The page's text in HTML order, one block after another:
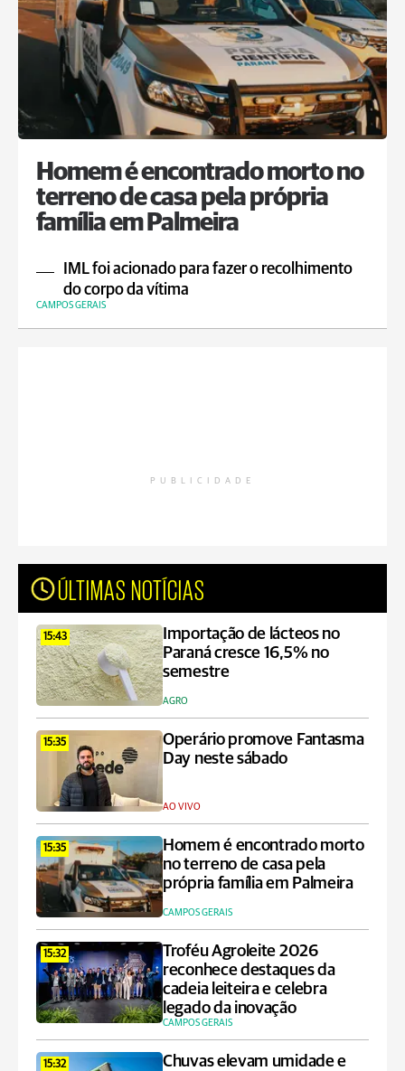
Homem é encontrado morto no
terreno de casa pela própria
família em Palmeira
IML foi acionado para fazer o recolhimento
do corpo da vítima
CAMPOS GERAIS
PUBLICIDADE
ÚLTIMAS NOTÍCIAS
15:43
Importação de lácteos no
Paraná cresce 16,5% no
semestre
AGRO
15:35
Operário promove Fantasma
Day neste sábado
AO VIVO
15:35
Homem é encontrado morto
no terreno de casa pela
própria família em Palmeira
CAMPOS GERAIS
15:32
Troféu Agroleite 2026
reconhece destaques da
cadeia leiteira e celebra
legado da inovação
CAMPOS GERAIS
15:32
Chuvas elevam umidade e